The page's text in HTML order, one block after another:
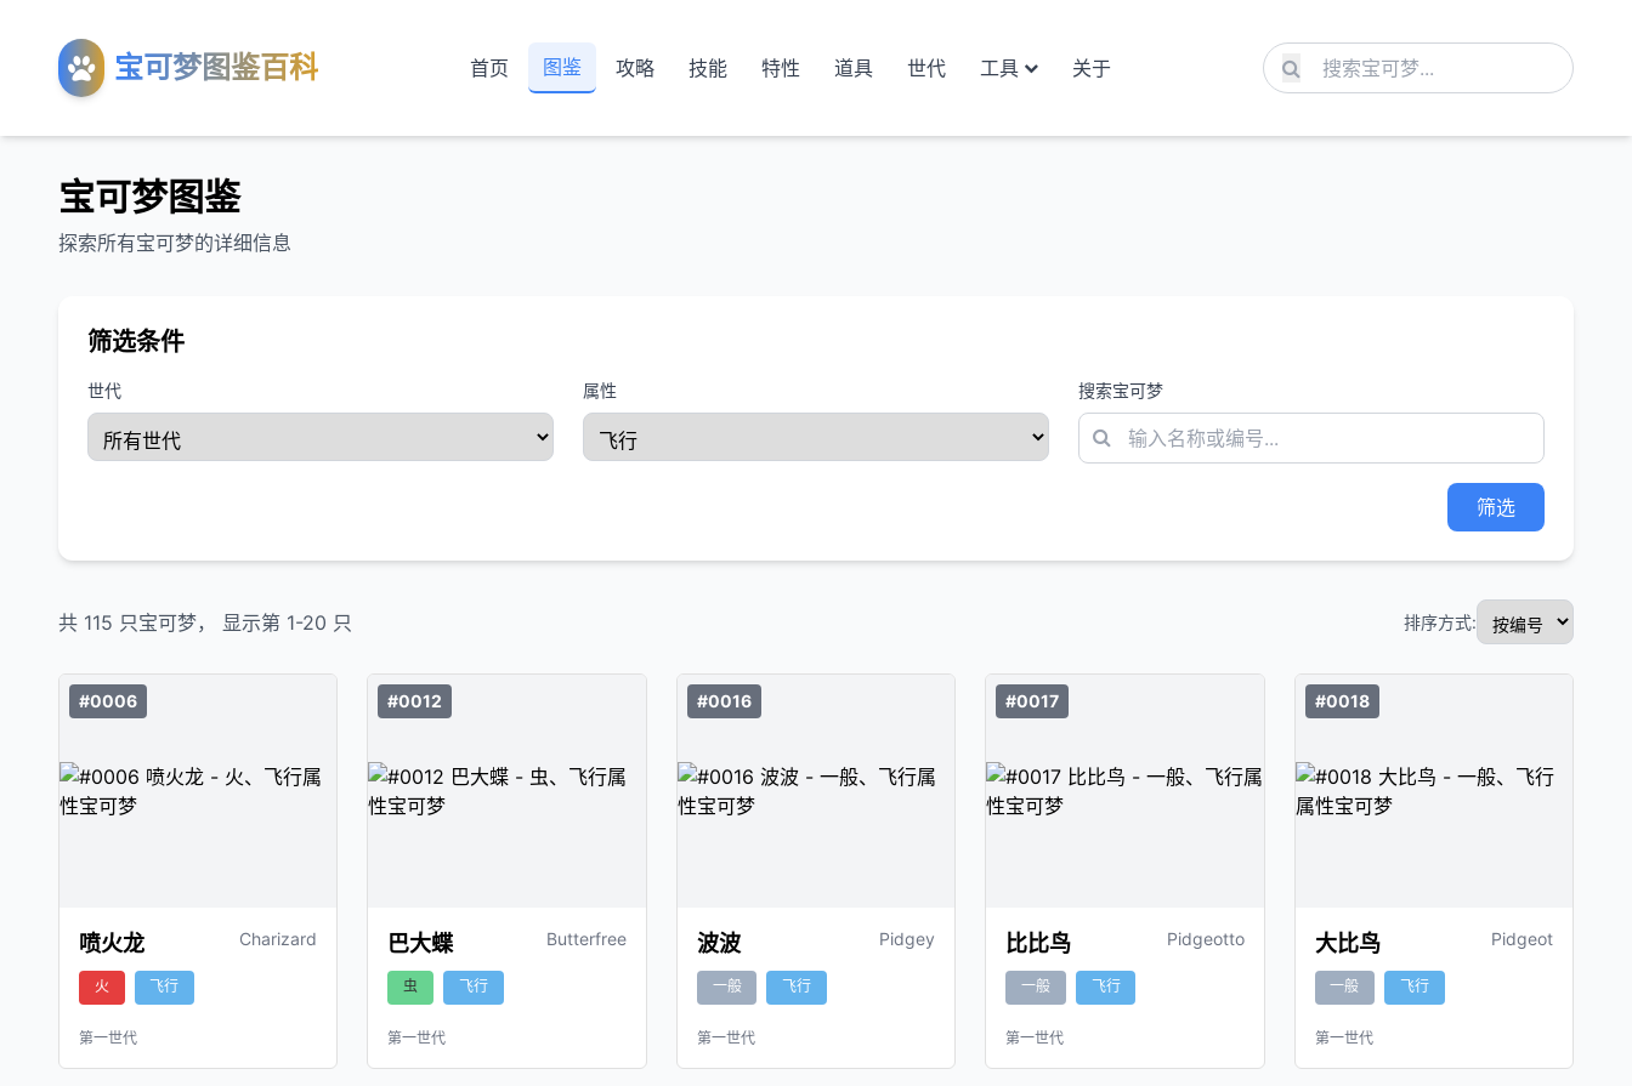
宝可梦图鉴百科 首页 图鉴 攻略 技能 特性 道具 世代 工具 关于
宝可梦图鉴
探索所有宝可梦的详细信息
筛选条件
世代 属性 搜索宝可梦
筛选
共 115 只宝可梦， 显示第 1-20 只 排序方式:
#0006
喷火龙 Charizard
火 飞行
第一世代
#0012
巴大蝶 Butterfree
虫 飞行
第一世代
#0016
波波 Pidgey
一般 飞行
第一世代
#0017
比比鸟 Pidgeotto
一般 飞行
第一世代
#0018
大比鸟 Pidgeot
一般 飞行
第一世代